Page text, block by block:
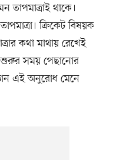
তাপমাত্রাই থাকে।
ক্রিকেট বিষয়ক
কথা মাথায় রেখেই
শুরুর সময় পেছানোর
এই অনুরোধ মেনে